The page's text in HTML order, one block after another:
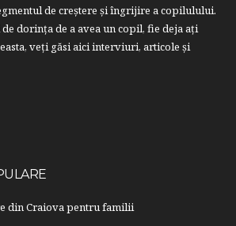
de creştere şi îngrijire a copilulului.
dorinţa de a avea un copil, fie deja aţi
veți găsi aici interviuri, articole şi
din Craiova pentru familii